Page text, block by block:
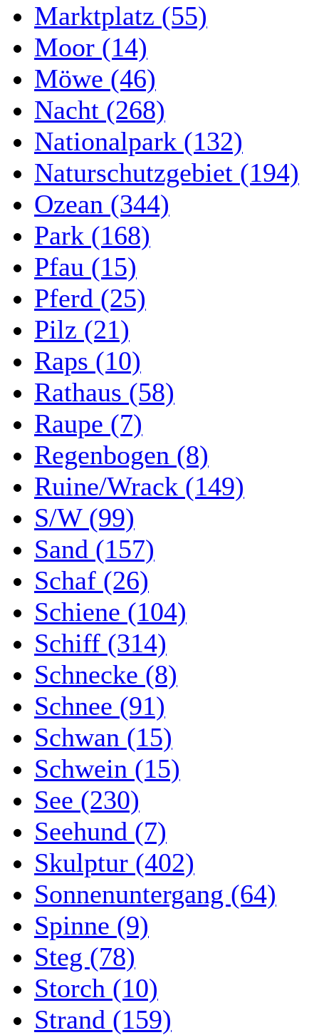
Marktplatz (55)
Moor (14)
Möwe (46)
Nacht (268)
Nationalpark (132)
Naturschutzgebiet (194)
Ozean (344)
Park (168)
Pfau (15)
Pferd (25)
Pilz (21)
Raps (10)
Rathaus (58)
Raupe (7)
Regenbogen (8)
Ruine/Wrack (149)
S/W (99)
Sand (157)
Schaf (26)
Schiene (104)
Schiff (314)
Schnecke (8)
Schnee (91)
Schwan (15)
Schwein (15)
See (230)
Seehund (7)
Skulptur (402)
Sonnenuntergang (64)
Spinne (9)
Steg (78)
Storch (10)
Strand (159)